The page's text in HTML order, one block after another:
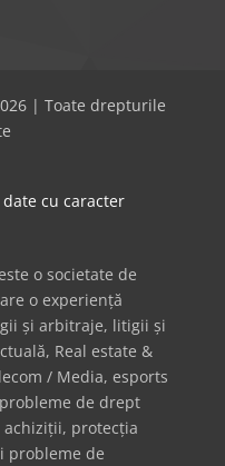
| Toate drepturile
date cu caracter
este o societate de
o experiență
și arbitraje, litigii și
Real estate &
/ Media, esports
de drept
protecția
probleme de